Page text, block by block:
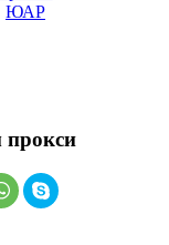
ЮАР
прокси